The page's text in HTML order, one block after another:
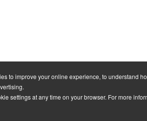
to improve your online experience, to understand
settings at any time on your browser. For more